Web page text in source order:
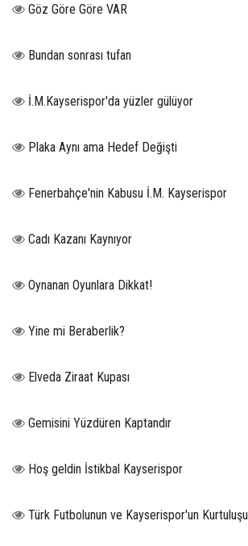
Göz Göre Göre VAR
Bundan sonrası tufan
İ.M.Kayserispor'da yüzler gülüyor
Plaka Aynı ama Hedef Değişti
Fenerbahçe'nin Kabusu İ.M. Kayserispor
Cadı Kazanı Kaynıyor
Oynanan Oyunlara Dikkat!
Yine mi Beraberlik?
Elveda Ziraat Kupası
Gemisini Yüzdüren Kaptandır
Hoş geldin İstikbal Kayserispor
Türk Futbolunun ve Kayserispor'un Kurtuluşu